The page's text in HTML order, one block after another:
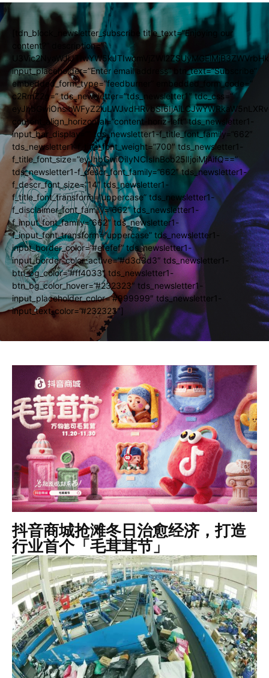
[tdn_block_newsletter_subscribe title_text=”Enjoying our
content?” description=”
input_placeholder=”Enter email address” btn_text=”Subscribe”
embedded_form_type=”feedburner” embedded_form_code=”
c2RmZ2g=” tds_newsletter=”tds_newsletter1″ tdc_css=”
content_align_horizontal=”content-horiz-left” tds_newsletter1-
input_bar_display=”” tds_newsletter1-f_title_font_family=”662″
tds_newsletter1-f_title_font_weight=”700″ tds_newsletter1-
f_title_font_size=”eyJhbGwiOiIyNCIsInBob25lIjoiMjAifQ==”
tds_newsletter1-f_descr_font_family=”662″ tds_newsletter1-
f_descr_font_size=”14″ tds_newsletter1-
f_title_font_transform=”uppercase” tds_newsletter1-
f_disclaimer_font_family=”662″ tds_newsletter1-
f_input_font_family=”662″ tds_newsletter1-
f_input_font_transform=”uppercase” tds_newsletter1-
input_border_color=”#efefef” tds_newsletter1-
input_border_color_active=”#d3d3d3″ tds_newsletter1-
btn_bg_color=”#ff4033″ tds_newsletter1-
btn_bg_color_hover=”#232323″ tds_newsletter1-
input_placeholder_color=”#999999″ tds_newsletter1-
input_text_color=”#232323″]
抖音商城抢滩冬日治愈经济，打造
行业首个「毛茸茸节」